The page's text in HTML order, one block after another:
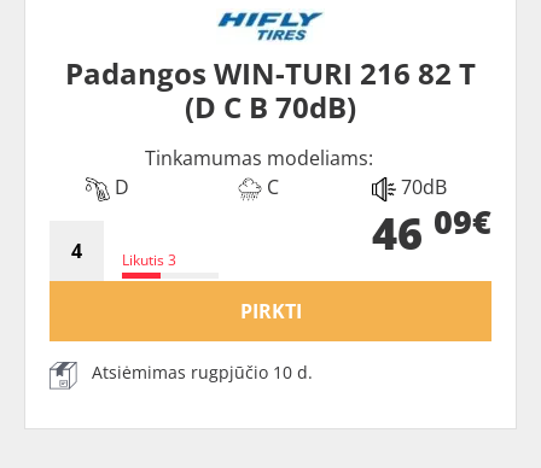
Padangos WIN-TURI 216 82 T
(D C B 70dB)
Tinkamumas modeliams:
D
C 70dB
Likutis 3 46 09€
PIRKTI
Atsiėmimas rugpjūčio 10 d.